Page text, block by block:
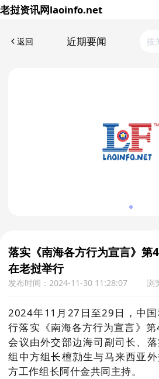
老挝资讯网laoinfo.net
返回 近期要闻
落实《南海各方行为宣言》第
在老挝举行
发布时间：2024-11-30 11:28:07 浏
2024年11月27日至29日，中
行落实《南海各方行为宣言》第
会议由外交部边海司副司长、
组中方组长檀勍生与马来西亚
方工作组长阿什金共同主持。